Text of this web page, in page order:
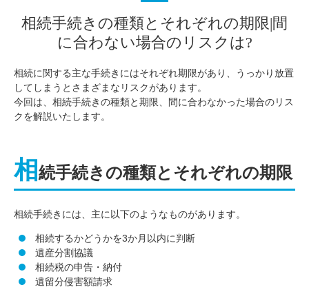
相続手続きの種類とそれぞれの期限|間
に合わない場合のリスクは?
相続に関する主な手続きにはそれぞれ期限があり、うっかり放置
してしまうとさまざまなリスクがあります。
今回は、相続手続きの種類と期限、間に合わなかった場合のリス
クを解説いたします。
相 続手続きの種類とそれぞれの期限
相続手続きには、主に以下のようなものがあります。
相続するかどうかを3か月以内に判断
遺産分割協議
相続税の申告・納付
遺留分侵害額請求